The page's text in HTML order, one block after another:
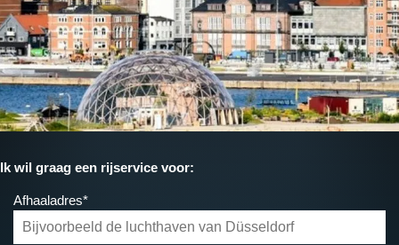
Ik wil graag een rijservice voor:
Afhaaladres*